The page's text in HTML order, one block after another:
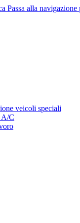
Passa alla
veicoli speciali
A/C